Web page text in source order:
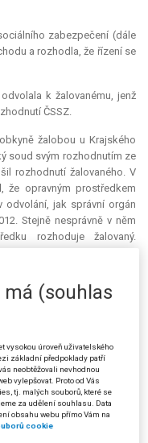
zabezpečení (dále
a rozhodla, že řízení se
k žalovanému, jenž
ČSSZ.
žalobou u Krajského
soud svým rozhodnutím ze
rozhodnutí žalovaného. V
že opravným prostředkem
odvolání, jak správní orgán
Stejně nesprávně v něm
rozhoduje žalovaný.
o odvolání. Jelikož žalovaný
není nicotné, a to v
měla posoudit podání
a provádění sociálního
Protože v případě tzv.
nestanoví, že opravným
uplatní se právní úprava
Kompetencežalovaného
ve věcech pojistného na
(souhlas
vysokou úroveň uživatelského
základní předpoklady patří
neobtěžovali nevhodnou
vylepšovat. Proto od Vás
tj. malých souborů, které se
za udělení souhlasu. Data
obsahu webu přímo Vám na
cookie